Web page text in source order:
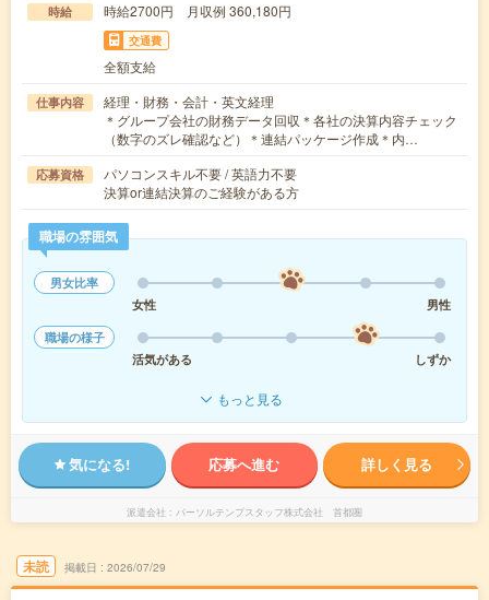
時給 時給2700円 月収例 360,180円
交通費
全額支給
仕事内容
経理・財務・会計・英文経理
＊グループ会社の財務データ回収＊各社の決算内容チェック
（数字のズレ確認など）＊連結パッケージ作成＊内…
応募資格
パソコンスキル不要 / 英語力不要
決算or連結決算のご経験がある方
職場の雰囲気
男女比率
女性
男性
職場の様子
活気がある
しずか
もっと見る
気になる! 応募へ進む 詳しく見る
派遣会社 パーソルテンプスタッフ株式会社 首都圏
未読 掲載日 2026/07/29